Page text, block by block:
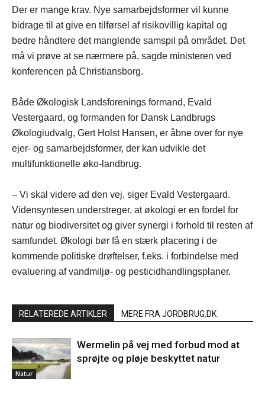
Der er mange krav. Nye samarbejdsformer vil kunne
bidrage til at give en tilførsel af risikovillig kapital og
bedre håndtere det manglende samspil på området. Det
må vi prøve at se nærmere på, sagde ministeren ved
konferencen på Christiansborg.
Både Økologisk Landsforenings formand, Evald
Vestergaard, og formanden for Dansk Landbrugs
Økologiudvalg, Gert Holst Hansen, er åbne over for nye
ejer- og samarbejdsformer, der kan udvikle det
multifunktionelle øko-landbrug.
– Vi skal videre ad den vej, siger Evald Vestergaard.
Vidensyntesen understreger, at økologi er en fordel for
natur og biodiversitet og giver synergi i forhold til resten af
samfundet. Økologi bør få en stærk placering i de
kommende politiske drøftelser, f.eks. i forbindelse med
evaluering af vandmiljø- og pesticidhandlingsplaner.
RELATEREDE ARTIKLER MERE FRA JORDBRUG.DK
Natur
Wermelin på vej med forbud mod at
sprøjte og pløje beskyttet natur